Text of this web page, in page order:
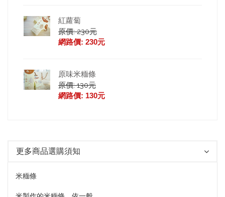
紅蘿蔔
原價: 230元
網路價: 230元
原味米糆條
原價: 130元
網路價: 130元
更多商品選購須知
米糆條